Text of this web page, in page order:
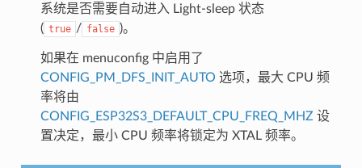
系统是否需要自动进入 Light-sleep 状态
( true / false )。
如果在 menuconfig 中启用了
CONFIG_PM_DFS_INIT_AUTO 选项，最大 CPU 频
率将由
CONFIG_ESP32S3_DEFAULT_CPU_FREQ_MHZ 设
置决定，最小 CPU 频率将锁定为 XTAL 频率。